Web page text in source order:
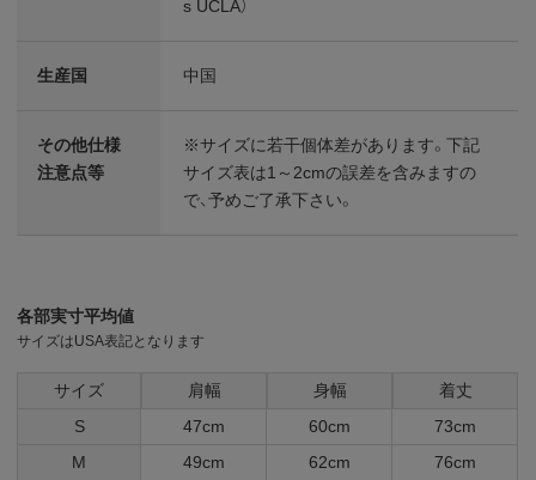
s UCLA）
生産国 中国
その他仕様
注意点等
※サイズに若干個体差があります。下記
サイズ表は1～2cmの誤差を含みますの
で、予めご了承下さい。
各部実寸平均値
サイズはUSA表記となります
サイズ 肩幅 身幅
着丈
S
47cm 60cm
73cm
M
49cm 62cm
76cm